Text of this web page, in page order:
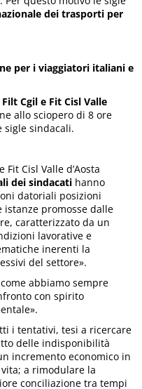
dei trasporti per
per i viaggiatori italiani e
Filt Cgil e Fit Cisl Valle
allo sciopero di 8 ore
sigle sindacali.
Cisl Valle d’Aosta
dei sindacati hanno
datoriali posizioni
promosse dalle
caratterizzato da un
lavorative e
inerenti la
del settore».
abbiamo sempre
con spirito
i tentativi, tesi a ricercare
delle indisponibilità
incremento economico in
a rimodulare la
conciliazione tra tempi